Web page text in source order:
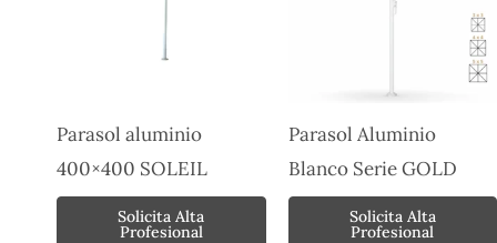
Parasol aluminio
400×400 SOLEIL
Solicita Alta
Profesional
Parasol Aluminio
Blanco Serie GOLD
Solicita Alta
Profesional